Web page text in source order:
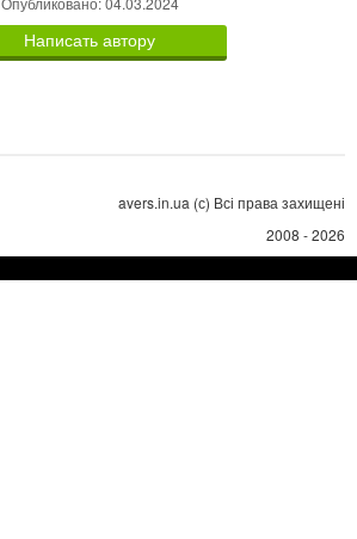
Написать автору
avers.in.ua (с) Всі права захищені
2008 - 2026